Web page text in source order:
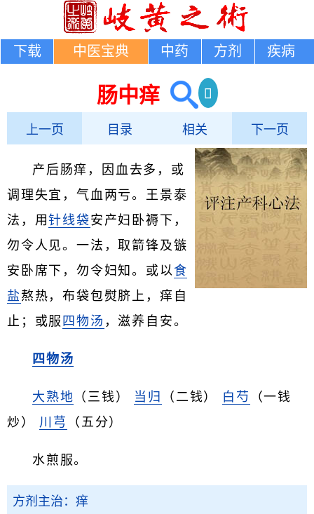
下载 中医宝典 中药 方剂 疾病
肠中痒
上一页 目录 相关 下一页
产后肠痒，因血去多，或
调理失宜，气血两亏。王景泰
法，用针线袋 安产妇卧褥下，
勿令人见。一法，取箭锋及镞
安卧席下，勿令妇知。或以食
盐 熬热，布袋包熨脐上，痒自
止；或服 四物汤 ，滋养自安。
四物汤
大熟地 （三钱） 当归 （二钱） 白芍
（一钱
炒） 川芎 （五分）
水煎服。
方剂主治：痒